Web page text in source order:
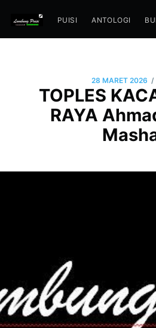
PUISI ANTOLOGI
28 MARET 2026 /
TOPLES
RAYA